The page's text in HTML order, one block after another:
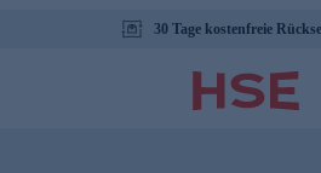
30 Tage kostenfreie